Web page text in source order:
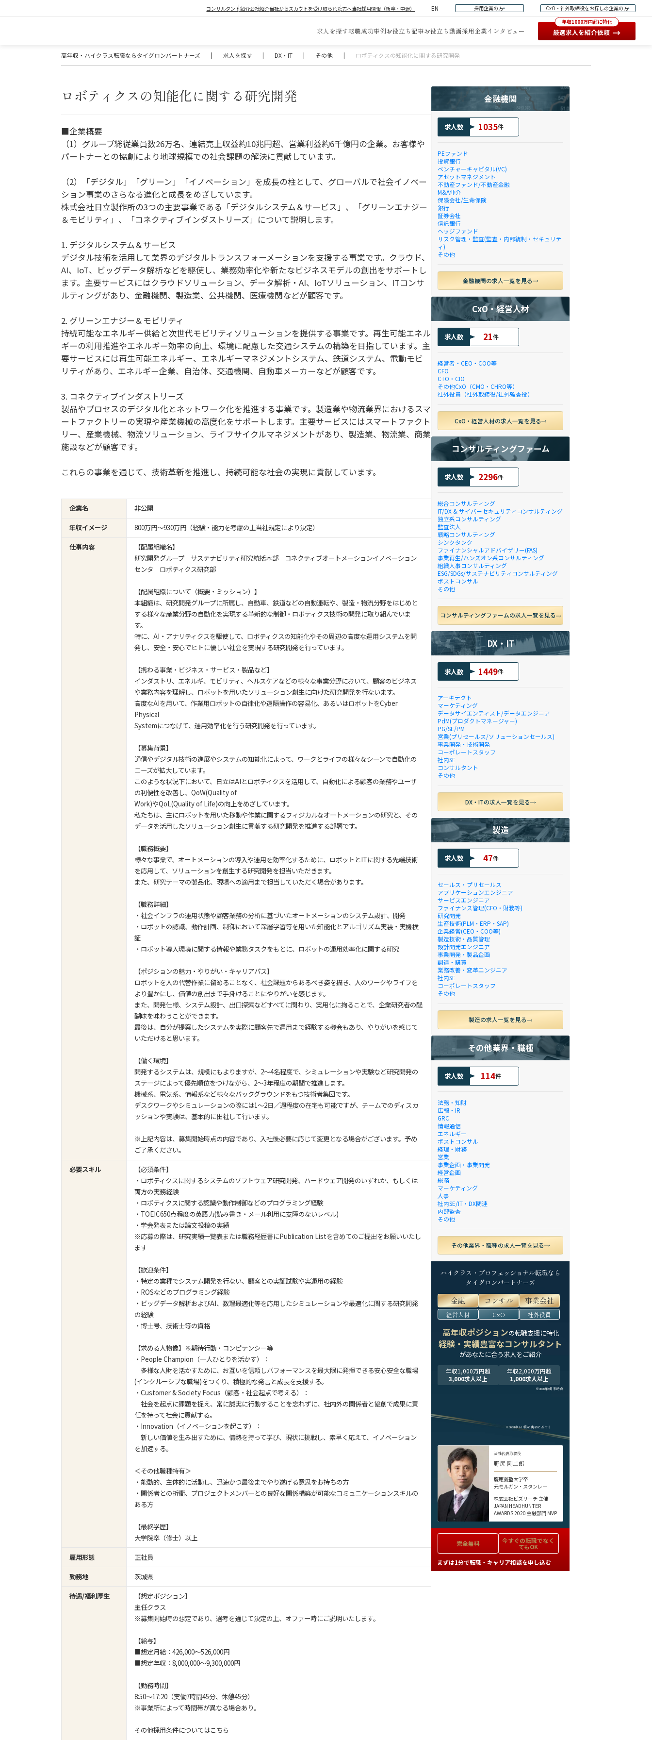
コンサルタント紹介会社紹介当社からスカウトを受け取られた方へ当社採用情報（新卒・中途） EN 採用企業の方 CxO・社外取締役をお探しの企業の方
求人を探す転職成功事例お役立ち記事お役立ち動画採用企業インタビュー
年収1000万円超に特化
厳選求人を紹介依頼 →
高年収・ハイクラス転職ならタイグロンパートナーズ | 求人を探す | DX・IT | その他 | ロボティクスの知能化に関する研究開発
ロボティクスの知能化に関する研究開発
■企業概要
（1）グループ総従業員数26万名、連結売上収益約10兆円超、営業利益約6千億円の企業。お客様や
パートナーとの協創により地球規模での社会課題の解決に貢献しています。
（2）「デジタル」「グリーン」「イノベーション」を成長の柱として、グローバルで社会イノベー
ション事業のさらなる進化と成長をめざしています。
株式会社日立製作所の3つの主要事業である「デジタルシステム＆サービス」、「グリーンエナジー
＆モビリティ」、「コネクティブインダストリーズ」について説明します。
1. デジタルシステム＆サービス
デジタル技術を活用して業界のデジタルトランスフォーメーションを支援する事業です。クラウド、
AI、IoT、ビッグデータ解析などを駆使し、業務効率化や新たなビジネスモデルの創出をサポートし
ます。主要サービスにはクラウドソリューション、データ解析・AI、IoTソリューション、ITコンサ
ルティングがあり、金融機関、製造業、公共機関、医療機関などが顧客です。
2. グリーンエナジー＆モビリティ
持続可能なエネルギー供給と次世代モビリティソリューションを提供する事業です。再生可能エネル
ギーの利用推進やエネルギー効率の向上、環境に配慮した交通システムの構築を目指しています。主
要サービスには再生可能エネルギー、エネルギーマネジメントシステム、鉄道システム、電動モビ
リティがあり、エネルギー企業、自治体、交通機関、自動車メーカーなどが顧客です。
3. コネクティブインダストリーズ
製品やプロセスのデジタル化とネットワーク化を推進する事業です。製造業や物流業界におけるスマ
ートファクトリーの実現や産業機械の高度化をサポートします。主要サービスにはスマートファクト
リー、産業機械、物流ソリューション、ライフサイクルマネジメントがあり、製造業、物流業、商業
施設などが顧客です。
これらの事業を通じて、技術革新を推進し、持続可能な社会の実現に貢献しています。
企業名
非公開
年収イメージ
800万円〜930万円（経験・能力を考慮の上当社規定により決定）
仕事内容
【配属組織名】
研究開発グループ サステナビリティ研究統括本部 コネクティブオートメーションイノベーション
センタ ロボティクス研究部
【配属組織について（概要・ミッション）】
本組織は、研究開発グループに所属し、自動車、鉄道などの自動運転や、製造・物流分野をはじめと
する様々な産業分野の自動化を実現する革新的な制御・ロボティクス技術の開発に取り組んでいま
す。
特に、AI・アナリティクスを駆使して、ロボティクスの知能化やその周辺の高度な運用システムを開
発し、安全・安心でヒトに優しい社会を実現する研究開発を行っています。
【携わる事業・ビジネス・サービス・製品など】
インダストリ、エネルギ、モビリティ、ヘルスケアなどの様々な事業分野において、顧客のビジネス
や業務内容を理解し、ロボットを用いたソリューション創生に向けた研究開発を行ないます。
高度なAIを用いて、作業用ロボットの自律化や遠隔操作の容易化、あるいはロボットをCyber
Physical
Systemにつなげて、運用効率化を行う研究開発を行っています。
【募集背景】
通信やデジタル技術の進展やシステムの知能化によって、ワークとライフの様々なシーンで自動化の
ニーズが拡大しています。
このような状況下において、日立はAIとロボティクスを活用して、自動化による顧客の業務やユーザ
の利便性を改善し、QoW(Quality of
Work)やQoL(Quality of Life)の向上をめざしています。
私たちは、主にロボットを用いた移動や作業に関するフィジカルなオートメーションの研究と、その
データを活用したソリューション創生に貢献する研究開発を推進する部署です。
【職務概要】
様々な事業で、オートメーションの導入や運用を効率化するために、ロボットとITに関する先端技術
を応用して、ソリューションを創生する研究開発を担当いただきます。
また、研究テーマの製品化、現場への適用まで担当していただく場合があります。
【職務詳細】
・社会インフラの運用状態や顧客業務の分析に基づいたオートメーションのシステム設計、開発
・ロボットの認識、動作計画、制御において深層学習等を用いた知能化とアルゴリズム実装・実機検
証
・ロボット導入環境に関する情報や業務タスクをもとに、ロボットの運用効率化に関する研究
【ポジションの魅力・やりがい・キャリアパス】
ロボットを人の代替作業に留めることなく、社会課題からあるべき姿を描き、人のワークやライフを
より豊かにし、価値の創出まで手掛けることにやりがいを感じます。
また、開発仕様、システム設計、出口探索などすべてに関わり、実用化に拘ることで、企業研究者の醍
醐味を味わうことができます。
最後は、自分が提案したシステムを実際に顧客先で運用まで経験する機会もあり、やりがいを感じて
いただけると思います。
【働く環境】
開発するシステムは、規模にもよりますが、2～4名程度で、シミュレーションや実験など研究開発の
ステージによって優先順位をつけながら、2～3年程度の期間で推進します。
機械系、電気系、情報系など様々なバックグラウンドをもつ技術者集団です。
デスクワークやシミュレーションの際には1～2日／週程度の在宅も可能ですが、チームでのディスカ
ッションや実験は、基本的に出社して行います。
※上記内容は、募集開始時点の内容であり、入社後必要に応じて変更となる場合がございます。予め
ご了承ください。
必要スキル
【必須条件】
・ロボティクスに関するシステムのソフトウェア研究開発、ハードウェア開発のいずれか、もしくは
両方の実務経験
・ロボティクスに関する認識や動作制御などのプログラミング経験
・TOEIC650点程度の英語力(読み書き・メール利用に支障のないレベル)
・学会発表または論文投稿の実績
※応募の際は、研究実績一覧表または職務経歴書にPublication Listを含めてのご提出をお願いいたし
ます
【歓迎条件】
・特定の業種でシステム開発を行ない、顧客との実証試験や実運用の経験
・ROSなどのプログラミング経験
・ビッグデータ解析およびAI、数理最適化等を応用したシミュレーションや最適化に関する研究開発
の経験
・博士号、技術士等の資格
【求める人物像】※期待行動・コンピテンシー等
・People Champion（一人ひとりを活かす）：
多様な人財を活かすために、お互いを信頼しパフォーマンスを最大限に発揮できる安心安全な職場
(インクルーシブな職場)をつくり、積極的な発言と成長を支援する。
・Customer & Society Focus（顧客・社会起点で考える）：
社会を起点に課題を捉え、常に誠実に行動することを忘れずに、社内外の関係者と協創で成果に責
任を持って社会に貢献する。
・Innovation（イノベーションを起こす）：
新しい価値を生み出すために、情熱を持って学び、現状に挑戦し、素早く応えて、イノベーション
を加速する。
＜その他職種特有＞
・能動的、主体的に活動し、迅速かつ最後までやり遂げる意思をお持ちの方
・関係者との折衝、プロジェクトメンバーとの良好な関係構築が可能なコミュニケーションスキルの
ある方
【最終学歴】
大学院卒（修士）以上
雇用形態
正社員
勤務地
茨城県
待遇/福利厚生
【想定ポジション】
主任クラス
※募集開始時の想定であり、選考を通じて決定の上、オファー時にご説明いたします。
【給与】
■想定月給：426,000～526,000円
■想定年収：8,000,000～9,300,000円
【勤務時間】
8:50～17:20（実働7時間45分、休憩45分）
※事業所によって時間帯が異なる場合あり。
その他採用条件についてはこちら
金融機関
求人数 1035件
PEファンド
投資銀行
ベンチャーキャピタル(VC)
アセットマネジメント
不動産ファンド/不動産金融
M&A仲介
保険会社/生命保険
銀行
証券会社
信託銀行
ヘッジファンド
リスク管理・監査(監査・内部統制・セキュリテ
ィ)
その他
金融機関の求人一覧を見る
CxO・経営人材
求人数 21件
経営者・CEO・COO等
CFO
CTO・CIO
その他CxO（CMO・CHRO等）
社外役員（社外取締役/社外監査役）
CxO・経営人材の求人一覧を見る
コンサルティングファーム
求人数 2296件
総合コンサルティング
IT/DX & サイバーセキュリティコンサルティング
独立系コンサルティング
監査法人
戦略コンサルティング
シンクタンク
ファイナンシャルアドバイザリー(FAS)
事業再生/ハンズオン系コンサルティング
組織人事コンサルティング
ESG/SDGs/サステナビリティコンサルティング
ポストコンサル
その他
コンサルティングファームの求人一覧を見る
DX・IT
求人数 1449件
アーキテクト
マーケティング
データサイエンティスト/データエンジニア
PdM(プロダクトマネージャー)
PG/SE/PM
営業(プリセールス/ソリューションセールス)
事業開発・技術開発
コーポレートスタッフ
社内SE
コンサルタント
その他
DX・ITの求人一覧を見る
製造
求人数 47件
セールス・プリセールス
アプリケーションエンジニア
サービスエンジニア
ファイナンス管理(CFO・財務等)
研究開発
生産技術(PLM・ERP・SAP)
企業経営(CEO・COO等)
製造技術・品質管理
設計開発エンジニア
事業開発・製品企画
調達・購買
業務改善・変革エンジニア
社内SE
コーポレートスタッフ
その他
製造の求人一覧を見る
その他業界・職種
求人数 114件
法務・知財
広報・IR
GRC
情報通信
エネルギー
ポストコンサル
経理・財務
営業
事業企画・事業開発
経営企画
総務
マーケティング
人事
社内SE/IT・DX関連
内部監査
その他
その他業界・職種の求人一覧を見る
ハイクラス・プロフェッショナル転職なら
タイグロンパートナーズ
金融 コンサル 事業会社
経営人材 CxO 社外役員
高年収ポジションの転職支援に特化
経験・実績豊富なコンサルタント
があなたに合う求人をご紹介
年収1,000万円超
3,000求人以上
年収2,000万円超
1,000求人以上
※2025年9月末時点
※2024年1-12月の実績に基づく
当社代表取締役
野尻 剛二郎
慶應義塾大学卒
元モルガン・スタンレー
株式会社ビズリーチ 主催
JAPAN HEADHUNTER
AWARDS 2020 金融部門 MVP
完全無料 今すぐの転職でなく
てもOK
まずは1分で転職・キャリア相談を申し込む